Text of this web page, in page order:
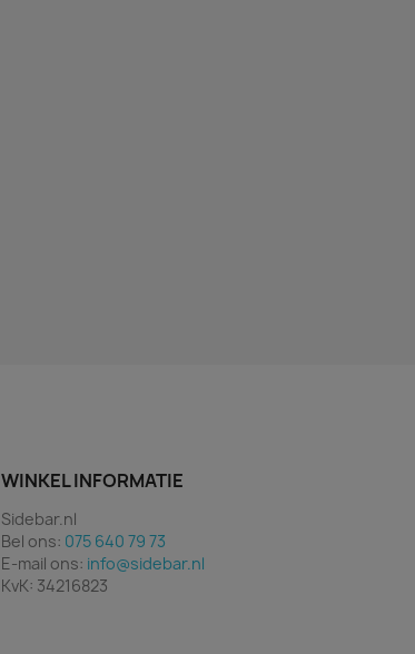
WINKEL INFORMATIE
Sidebar.nl
Bel ons: 075 640 79 73
E-mail ons: info@sidebar.nl
KvK: 34216823